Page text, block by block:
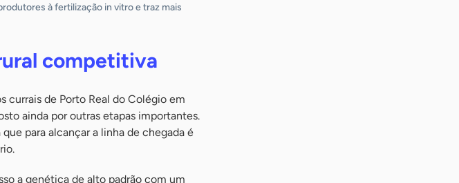
à fertilização in vitro e traz mais
competitiva
currais de Porto Real do Colégio em
ainda por outras etapas importantes.
para alcançar a linha de chegada é
a genética de alto padrão com um